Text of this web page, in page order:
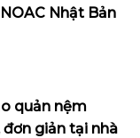
Nhật Bản
quản nệm
giản tại nhà